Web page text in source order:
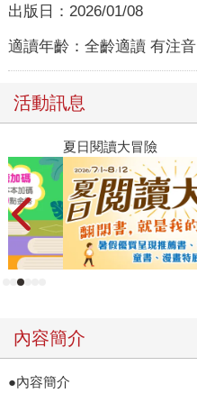
出版日： 2026/01/08
適讀年齡： 全齡適讀 有注音
活動訊息
夏日閱讀大冒險
內容簡介
●內容簡介